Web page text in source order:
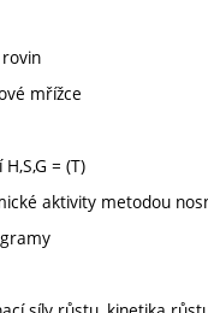
mřížce
= (T)
aktivity metodou